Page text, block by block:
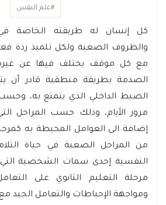
#علم النفس
كل إنسان له طريقته الخاصة في
والظروف الصعبة ولكل تلميذ ردة
مع كل موقف يختلف فيها عن
الصدمة بطريقة منطقية قادر أن
الضبط الداخلي الذي يتمتع به،
مرور الأيام، وذلك حسب المراحل
إضافة الى العوامل المحيطة به كمرحلة
من المراحل الصعبة في حياة
النفسية إحدى سمات الشخصية التي
مرحلة التعليم الثانوي على
ومواجهة الإحباطات والتعامل